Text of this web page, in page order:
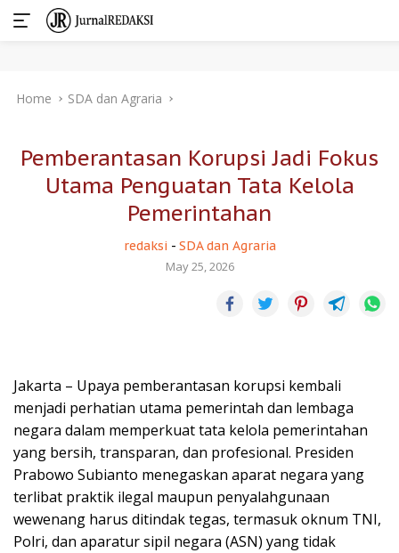
Home SDA dan Agraria
Pemberantasan Korupsi Jadi Fokus
Utama Penguatan Tata Kelola
Pemerintahan
redaksi - SDA dan Agraria
May 25, 2026
Jakarta – Upaya pemberantasan korupsi kembali
menjadi perhatian utama pemerintah dan lembaga
negara dalam memperkuat tata kelola pemerintahan
yang bersih, transparan, dan profesional. Presiden
Prabowo Subianto menegaskan aparat negara yang
terlibat praktik ilegal maupun penyalahgunaan
wewenang harus ditindak tegas, termasuk oknum TNI,
Polri, dan aparatur sipil negara (ASN) yang tidak